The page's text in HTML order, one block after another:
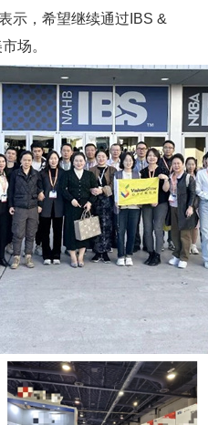
示，希望继续通过IBS &
场。